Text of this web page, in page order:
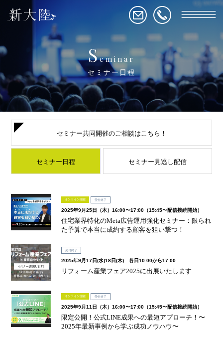
Seminar
セミナー日程
セミナー共同開催のご相談はこちら！
セミナー日程 セミナー見逃し配信
オンライン開催 受付終了
2025年9月25日（木）16:00〜17:00（15:45〜配信接続開始）
住宅業界特化のMeta広告運用強化セミナー：限られ
た予算で本当に成約する顧客を狙い撃つ！
受付終了
2025年9月17日(水)18日(木) 各日10:00から17:00
リフォーム産業フェア2025に出展いたします
オンライン開催 受付終了
2025年9月11日（木）16:00〜17:00（15:45〜配信接続開始）
限定公開！公式LINE成果への最短アプローチ！〜
2025年最新事例から学ぶ成功ノウハウ〜